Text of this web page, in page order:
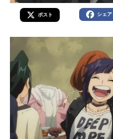
ポスト シェア